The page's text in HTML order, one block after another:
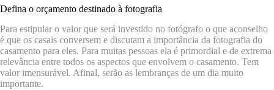
Defina o orçamento destinado à fotografia
Para estipular o valor que será investido no fotógrafo o que aconselho
é que os casais conversem e discutam a importância da fotografia do
casamento para eles. Para muitas pessoas ela é primordial e de extrema
relevância entre todos os aspectos que envolvem o casamento. Tem
valor imensurável. Afinal, serão as lembranças de um dia muito
importante.